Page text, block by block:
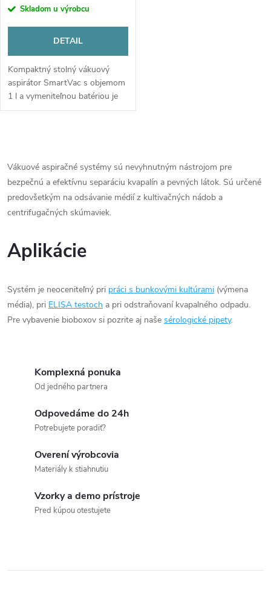
Skladom u výrobcu
DETAIL
Kompaktný stolný vákuový
aspirátor SmartVac s objemom
1 l a vymeniteľnou batériou je
navrhnutý pre flexibilnú
v
l
á
d
c
i
Vákuové aspiračné systémy sú nevyhnutným nástrojom pre
bezpečnú a efektívnu separáciu kvapalín a pevných látok. Sú určené
predovšetkým na odsávanie médií z kultivačných nádob a
centrifugačných skúmaviek.
Aplikácie
Systém je neoceniteľný pri práci s bunkovými kultúrami (výmena
média), pri ELISA testoch a pri odstraňovaní kvapalného odpadu.
Pre vybavenie bioboxov si pozrite aj naše sérologické pipety.
Komplexná ponuka
Od jedného partnera
Odpovedáme do 24h
Potrebujete poradiť?
Overení výrobcovia
Materiály k stiahnutiu
Vzorky a demo prístroje
Pred kúpou otestujete